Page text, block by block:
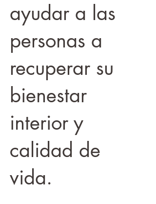
ayudar a las
personas a
recuperar su
bienestar
interior y
calidad de
vida.